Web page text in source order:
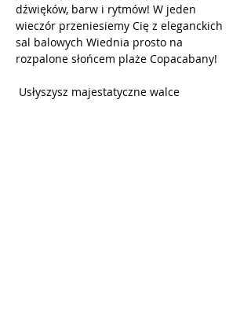
dźwięków, barw i rytmów! W jeden
wieczór przeniesiemy Cię z eleganckich
sal balowych Wiednia prosto na
rozpalone słońcem plaże Copacabany!